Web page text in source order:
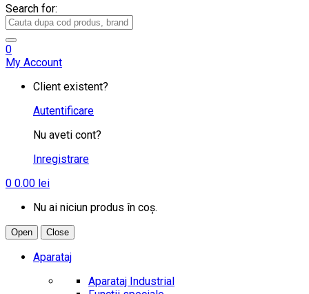
Search for:
0
My Account
Client existent?
Autentificare
Nu aveti cont?
Inregistrare
0 0.00 lei
Nu ai niciun produs în coș.
Open Close
Aparataj
Aparataj Industrial